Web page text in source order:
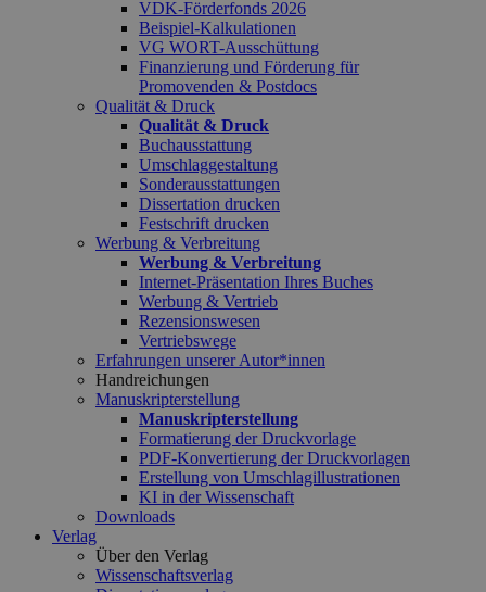
VDK-Förderfonds 2026
Beispiel-Kalkulationen
VG WORT-Ausschüttung
Finanzierung und Förderung für
Promovenden & Postdocs
Qualität & Druck
Qualität & Druck
Buchausstattung
Umschlaggestaltung
Sonderausstattungen
Dissertation drucken
Festschrift drucken
Werbung & Verbreitung
Werbung & Verbreitung
Internet-Präsentation Ihres Buches
Werbung & Vertrieb
Rezensionswesen
Vertriebswege
Erfahrungen unserer Autor*innen
Handreichungen
Manuskripterstellung
Manuskripterstellung
Formatierung der Druckvorlage
PDF-Konvertierung der Druckvorlagen
Erstellung von Umschlagillustrationen
KI in der Wissenschaft
Downloads
Verlag
Über den Verlag
Wissenschaftsverlag